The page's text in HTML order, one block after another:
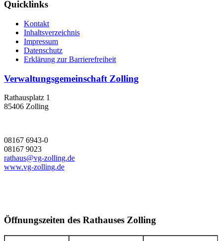
Quicklinks
Kontakt
Inhaltsverzeichnis
Impressum
Datenschutz
Erklärung zur Barrierefreiheit
Verwaltungsgemeinschaft Zolling
Rathausplatz 1
85406 Zolling
08167 6943-0
08167 9023
rathaus@vg-zolling.de
www.vg-zolling.de
Öffnungszeiten des Rathauses Zolling